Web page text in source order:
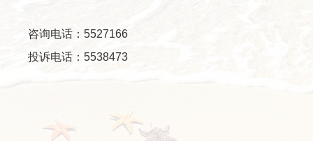
咨询电话：5527166
投诉电话：5538473